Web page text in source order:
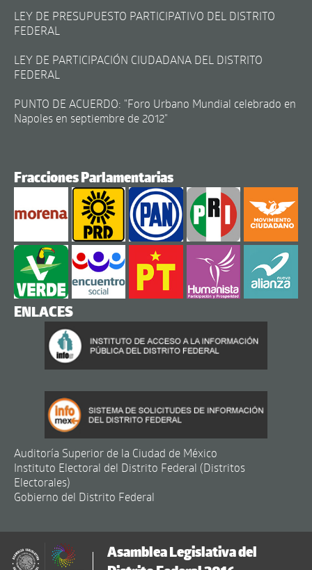
LEY DE PRESUPUESTO PARTICIPATIVO DEL DISTRITO
FEDERAL
LEY DE PARTICIPACIÓN CIUDADANA DEL DISTRITO
FEDERAL
PUNTO DE ACUERDO: "Foro Urbano Mundial celebrado en
Napoles en septiembre de 2012"
Fracciones Parlamentarias
ENLACES
Auditoría Superior de la Ciudad de México
Instituto Electoral del Distrito Federal (Distritos
Electorales)
Gobierno del Distrito Federal
Asamblea Legislativa del